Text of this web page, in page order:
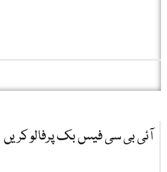
آئی بی سی فیس بک پرفالو کریں